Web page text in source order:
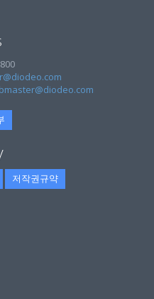
저작권규약